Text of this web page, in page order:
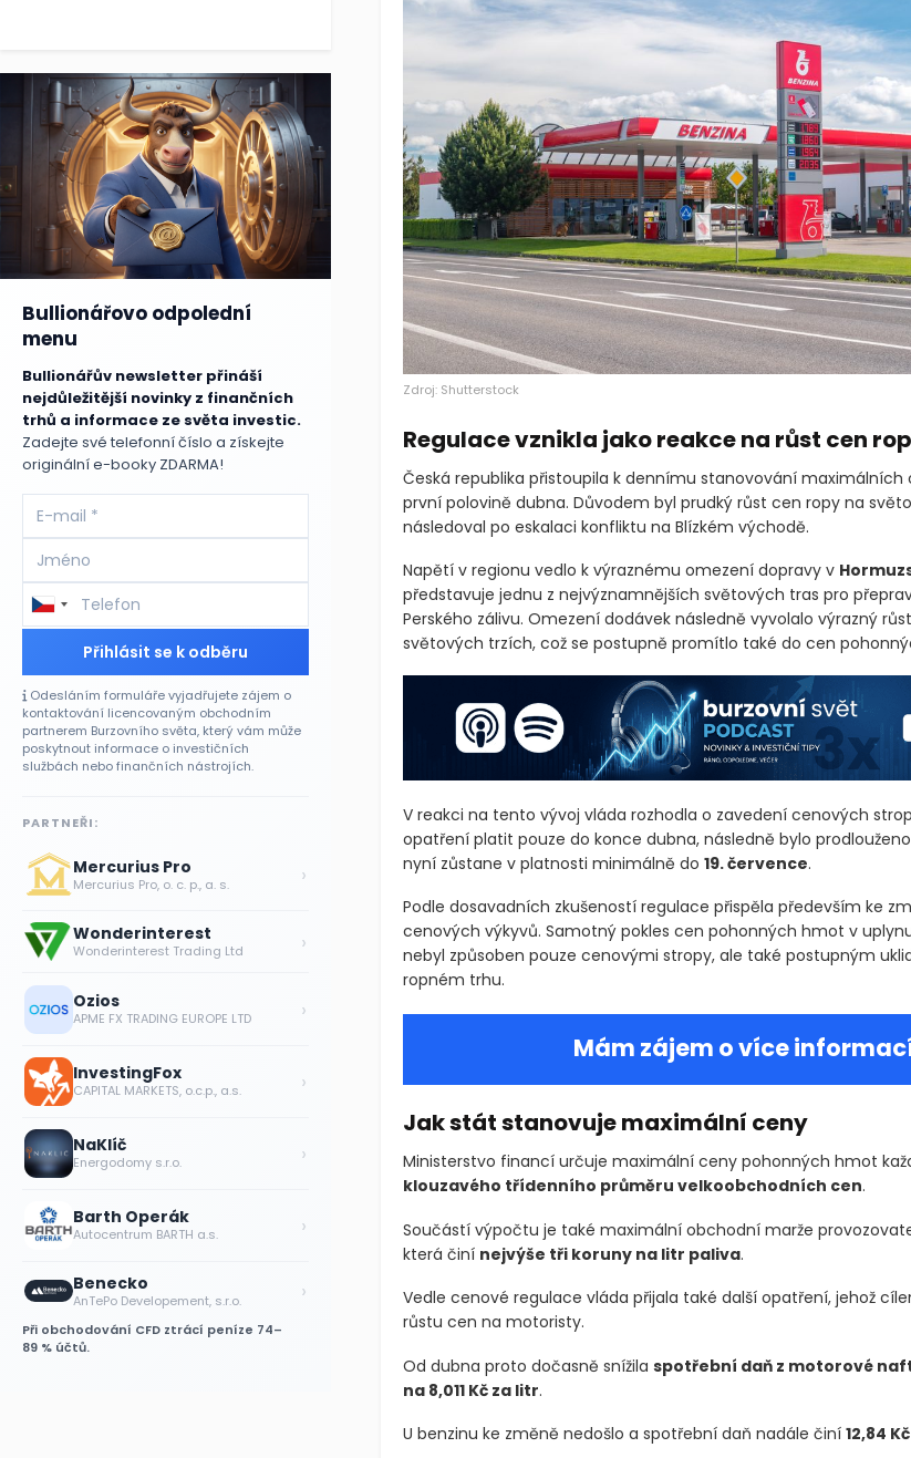
Zdroj: Shutterstock
Regulace vznikla jako reakce na růst cen
Česká republika přistoupila k dennímu stanovování
první polovině dubna. Důvodem byl prudký růst cen ropy na
následoval po eskalaci konfliktu na Blízkém východě.
Napětí v regionu vedlo k výraznému omezení dopravy v
představuje jednu z nejvýznamnějších světových tras pro
Perského zálivu. Omezení dodávek následně vyvolalo výrazný
světových trzích, což se postupně promítlo také do cen
V reakci na tento vývoj vláda rozhodla o zavedení cenových
opatření platit pouze do konce dubna, následně bylo
nyní zůstane v platnosti minimálně do 19. července.
Podle dosavadních zkušeností regulace přispěla především ke
cenových výkyvů. Samotný pokles cen pohonných hmot v
nebyl způsoben pouze cenovými stropy, ale také postupným
ropném trhu.
Mám zájem o více
Jak stát stanovuje maximální ceny
Ministerstvo financí určuje maximální ceny pohonných hmot
klouzavého třídenního průměru velkoobchodních cen.
Součástí výpočtu je také maximální obchodní marže
která činí nejvýše tři koruny na litr paliva.
Vedle cenové regulace vláda přijala také další opatření, jehož
růstu cen na motoristy.
Od dubna proto dočasně snížila spotřební daň z motorové
na 8,011 Kč za litr.
U benzinu ke změně nedošlo a spotřební daň nadále činí 12,84
Bullionářovo odpolední
menu
Bullionářův newsletter přináší
nejdůležitější novinky z finančních
trhů a informace ze světa investic.
Zadejte své telefonní číslo a získejte
originální e-booky ZDARMA!
Přihlásit se k odběru
Odesláním formuláře vyjadřujete zájem o
kontaktování licencovaným obchodním
partnerem Burzovního světa, který vám může
poskytnout informace o investičních
službách nebo finančních nástrojích.
PARTNEŘI:
Mercurius Pro
Mercurius Pro, o. c. p., a. s. ›
Wonderinterest
Wonderinterest Trading Ltd ›
Ozios
APME FX TRADING EUROPE LTD ›
InvestingFox
CAPITAL MARKETS, o.c.p., a.s. ›
NaKlíč
Energodomy s.r.o. ›
Barth Operák
Autocentrum BARTH a.s. ›
Benecko
AnTePo Developement, s.r.o. ›
Při obchodování CFD ztrácí peníze 74–
89 % účtů.